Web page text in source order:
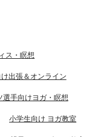
ス・瞑想
出張＆オンライン
選手向けヨガ・瞑想
小学生向け ヨガ教室